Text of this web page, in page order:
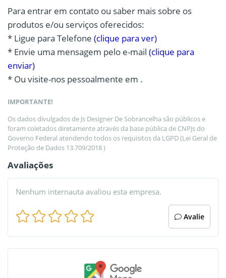
Para entrar em contato ou saber mais sobre os
produtos e/ou serviços oferecidos:
* Ligue para Telefone (clique para ver)
* Envie uma mensagem pelo e-mail (clique para
enviar)
* Ou visite-nos pessoalmente em .
IMPORTANTE!
Os dados divulgados de Js Designer De Sobrancelha são públicos e
foram coletados diretamente através da base pública de CNPJs do
Governo Federal atendendo todos os requisitos da LGPD (Lei Geral de
Proteção de Dados 13.709/2018 )
Avaliações
Nenhum internauta avaliou esta empresa.
Avalie